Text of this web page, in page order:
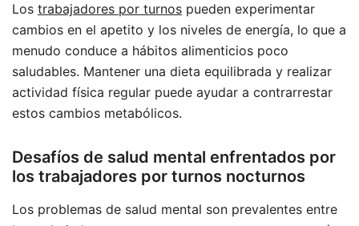
Los trabajadores por turnos pueden experimentar
cambios en el apetito y los niveles de energía, lo que a
menudo conduce a hábitos alimenticios poco
saludables. Mantener una dieta equilibrada y realizar
actividad física regular puede ayudar a contrarrestar
estos cambios metabólicos.
Desafíos de salud mental enfrentados por
los trabajadores por turnos nocturnos
Los problemas de salud mental son prevalentes entre